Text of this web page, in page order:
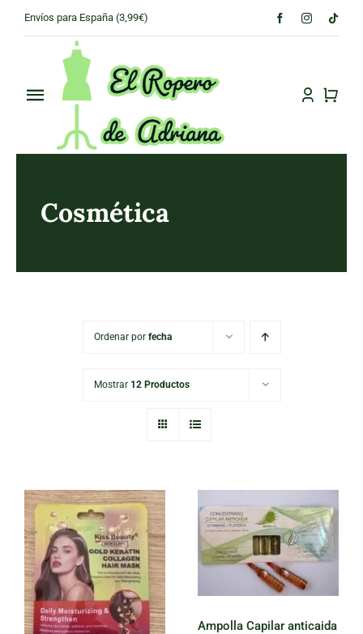
Envíos para España (3,99€)
Toggle
Navigation
PRINCIPAL
Cosmética
Ordenar por fecha
Mostrar 12 Productos
Mascarilla Pelo
Keratina y
Colágeno
Ampolla
Capilar
anticaida
Ampolla Capilar anticaida